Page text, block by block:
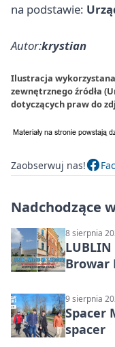
na podstawie:
Autor:krystian
Ilustracja
zewnętrznego źródła
dotyczących praw do
Zaobserwuj nas!
Nadchodzące
8 sierpnia
Browar
9 sierpnia
Spacer
spacer